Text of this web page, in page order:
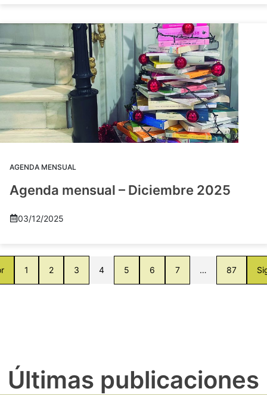
AGENDA MENSUAL
Agenda mensual – Diciembre 2025
03/12/2025
1 2 3 4 5 6 7 … 87
Últimas publicaciones